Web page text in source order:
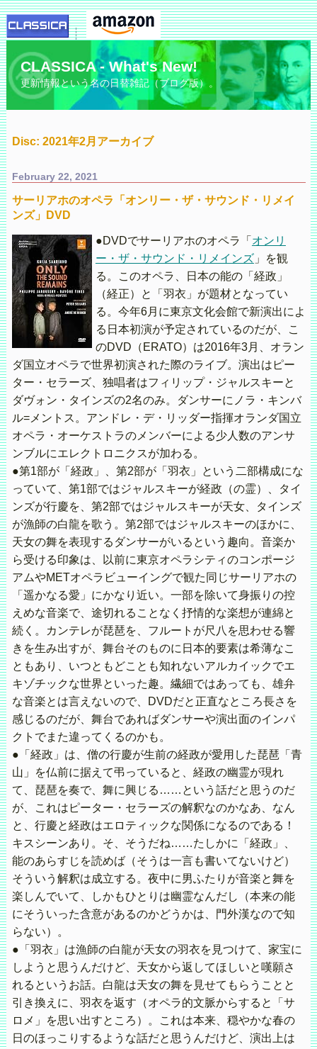
CLASSICA - What's New!
更新情報という名の日替雑記（ブログ版）。
Disc: 2021年2月アーカイブ
February 22, 2021
サーリアホのオペラ「オンリー・ザ・サウンド・リメイ
ンズ」DVD
●DVDでサーリアホのオペラ「 オンリ
ー・ザ・サウンド・リメインズ」を観
る。このオペラ、日本の能の「経政」
（経正）と「羽衣」が題材となってい
る。今年6月に東京文化会館で新演出によ
る日本初演が予定されているのだが、こ
のDVD（ERATO）は2016年3月、オラン
ダ国立オペラで世界初演された際のライブ。演出はピー
ター・セラーズ、独唱者はフィリップ・ジャルスキーと
ダヴォン・タインズの2名のみ。ダンサーにノラ・キンバ
ル=メントス。アンドレ・デ・リッダー指揮オランダ国立
オペラ・オーケストラのメンバーによる少人数のアンサ
ンブルにエレクトロニクスが加わる。
●第1部が「経政」、第2部が「羽衣」という二部構成にな
っていて、第1部ではジャルスキーが経政（の霊）、タイ
ンズが行慶を、第2部ではジャルスキーが天女、タインズ
が漁師の白龍を歌う。第2部ではジャルスキーのほかに、
天女の舞を表現するダンサーがいるという趣向。音楽か
ら受ける印象は、以前に東京オペラシティのコンポージ
アムやMETオペラビューイングで観た同じサーリアホの
「遥かなる愛」にかなり近い。一部を除いて身振りの控
えめな音楽で、途切れることなく抒情的な楽想が連綿と
続く。カンテレが琵琶を、フルートが尺八を思わせる響
きを生み出すが、舞台そのものに日本的要素は希薄なこ
ともあり、いつともどことも知れないアルカイックでエ
キゾチックな世界といった趣。繊細ではあっても、雄弁
な音楽とは言えないので、DVDだと正直なところ長さを
感じるのだが、舞台であればダンサーや演出面のインパ
クトでまた違ってくるのかも。
●「経政」は、僧の行慶が生前の経政が愛用した琵琶「青
山」を仏前に据えて弔っていると、経政の幽霊が現れ
て、琵琶を奏で、舞に興じる……という話だと思うのだ
が、これはピーター・セラーズの解釈なのかなあ、なん
と、行慶と経政はエロティックな関係になるのである！
キスシーンあり。そ、そうだね……たしかに「経政」、
能のあらすじを読めば（そうは一言も書いてないけど）
そういう解釈は成立する。夜中に男ふたりが音楽と舞を
楽しんでいて、しかもひとりは幽霊なんだし（本来の能
にそういった含意があるのかどうかは、門外漢なので知
らない）。
●「羽衣」は漁師の白龍が天女の羽衣を見つけて、家宝に
しようと思うんだけど、天女から返してほしいと嘆願さ
れるというお話。白龍は天女の舞を見せてもらうことと
引き換えに、羽衣を返す（オペラ的文脈からすると「サ
ロメ」を思い出すところ）。これは本来、穏やかな春の
日のほっこりするような話だと思うんだけど、演出上は